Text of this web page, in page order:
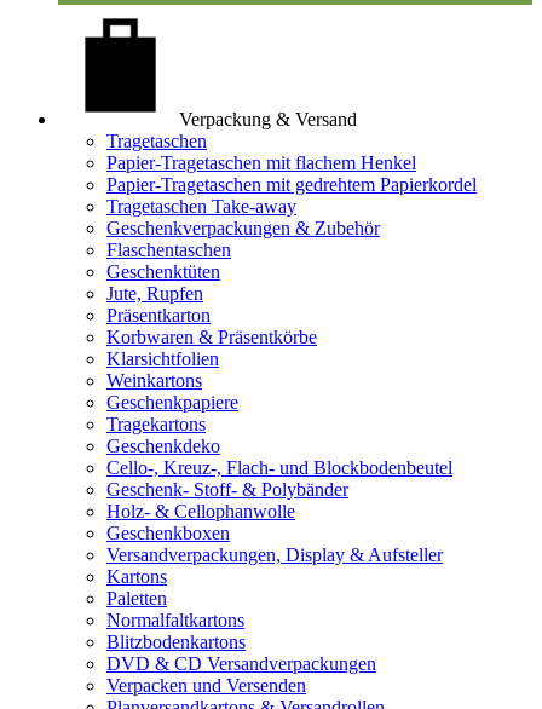
Verpackung & Versand
Tragetaschen
Papier-Tragetaschen mit flachem Henkel
Papier-Tragetaschen mit gedrehtem Papierkordel
Tragetaschen Take-away
Geschenkverpackungen & Zubehör
Flaschentaschen
Geschenktüten
Jute, Rupfen
Präsentkarton
Korbwaren & Präsentkörbe
Klarsichtfolien
Weinkartons
Geschenkpapiere
Tragekartons
Geschenkdeko
Cello-, Kreuz-, Flach- und Blockbodenbeutel
Geschenk- Stoff- & Polybänder
Holz- & Cellophanwolle
Geschenkboxen
Versandverpackungen, Display & Aufsteller
Kartons
Paletten
Normalfaltkartons
Blitzbodenkartons
DVD & CD Versandverpackungen
Verpacken und Versenden